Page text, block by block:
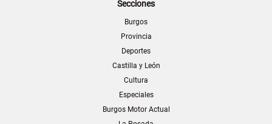
Secciones
Burgos
Provincia
Deportes
Castilla y León
Cultura
Especiales
Burgos Motor Actual